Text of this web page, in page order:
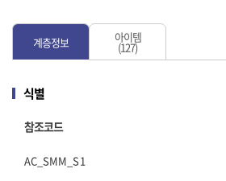
계층정보 아이템
(127)
식별
참조코드
AC_SMM_S1